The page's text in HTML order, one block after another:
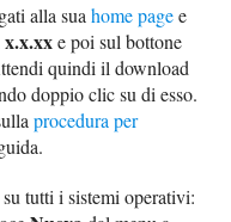
alla suahome pagee
e poi sul bottone
quindi il download
doppio clic su di esso.
procedura per
tutti i sistemi operativi: